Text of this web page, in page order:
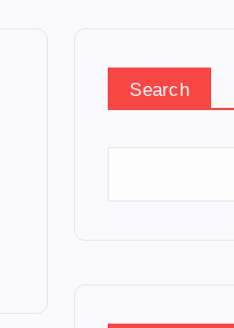
Search